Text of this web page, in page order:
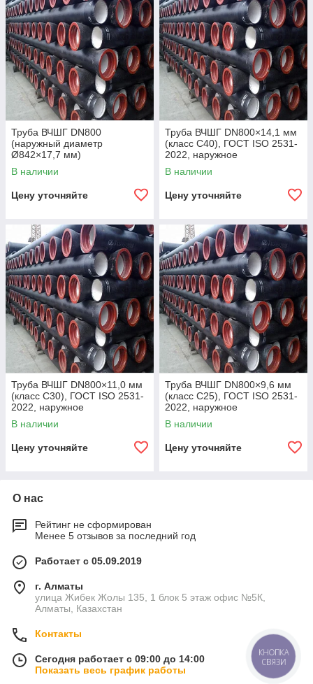
Труба ВЧШГ DN800
(наружный диаметр
Ø842×17,7 мм)
В наличии
Цену уточняйте
Труба ВЧШГ DN800×14,1 мм
(класс C40), ГОСТ ISO 2531-
2022, наружное
полиуретановое покрытие,
внутреннее цементно-
В наличии
Цену уточняйте
Труба ВЧШГ DN800×11,0 мм
(класс C30), ГОСТ ISO 2531-
2022, наружное
полиуретановое покрытие,
внутреннее цементно-
В наличии
Цену уточняйте
Труба ВЧШГ DN800×9,6 мм
(класс C25), ГОСТ ISO 2531-
2022, наружное
полиуретановое покрытие,
внутреннее цементно-
В наличии
Цену уточняйте
О нас
Рейтинг не сформирован
Менее 5 отзывов за последний год
Работает с 05.09.2019
г. Алматы
улица Жибек Жолы 135, 1 блок 5 этаж офис №5К,
Алматы, Казахстан
Контакты
Сегодня работает с 09:00 до 14:00
Показать весь график работы
КНОПКА
СВЯЗИ